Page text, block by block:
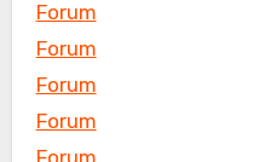
Forum
Forum
Forum
Forum